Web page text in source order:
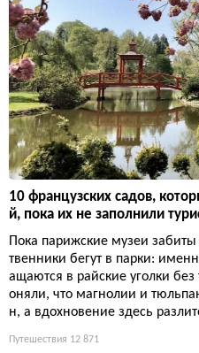
10 французских садов,
й, пока их не заполнили
Пока парижские музеи
твенники бегут в парки:
ащаются в райские уголки
оняли, что магнолии и
н, а вдохновение здесь
Путешествия 12 871